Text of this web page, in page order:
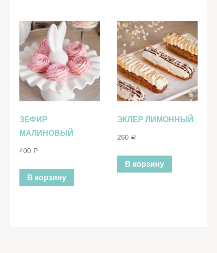
ЗЕФИР
МАЛИНОВЫЙ
400 Р
В корзину
ЭКЛЕР ЛИМОННЫЙ
260 Р
В корзину